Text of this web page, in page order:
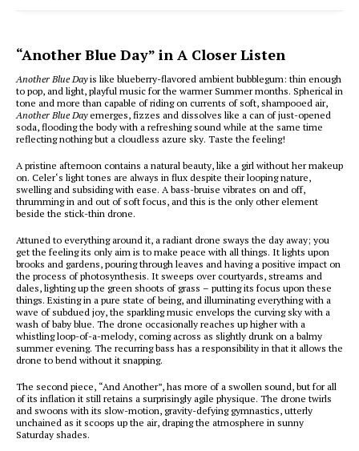
“Another Blue Day” in A Closer Listen
Another Blue Dayis like blueberry-flavored ambient bubblegum: thin enough
to pop, and light, playful music for the warmer Summer months. Spherical in
tone and more than capable of riding on currents of soft, shampooed air,
Another Blue Dayemerges, fizzes and dissolves like a can of just-opened
soda, flooding the body with a refreshing sound while at the same time
reflecting nothing but a cloudless azure sky. Taste the feeling!
A pristine afternoon contains a natural beauty, like a girl without her makeup
on. Celer‘s light tones are always in flux despite their looping nature,
swelling and subsiding with ease. A bass-bruise vibrates on and off,
thrumming in and out of soft focus, and this is the only other element
beside the stick-thin drone.
Attuned to everything around it, a radiant drone sways the day away; you
get the feeling its only aim is to make peace with all things. It lights upon
brooks and gardens, pouring through leaves and having a positive impact on
the process of photosynthesis. It sweeps over courtyards, streams and
dales, lighting up the green shoots of grass – putting its focus upon these
things. Existing in a pure state of being, and illuminating everything with a
wave of subdued joy, the sparkling music envelops the curving sky with a
wash of baby blue. The drone occasionally reaches up higher with a
whistling loop-of-a-melody, coming across as slightly drunk on a balmy
summer evening. The recurring bass has a responsibility in that it allows the
drone to bend without it snapping.
The second piece, “And Another”, has more of a swollen sound, but for all
of its inflation it still retains a surprisingly agile physique. The drone twirls
and swoons with its slow-motion, gravity-defying gymnastics, utterly
unchained as it scoops up the air, draping the atmosphere in sunny
Saturday shades.